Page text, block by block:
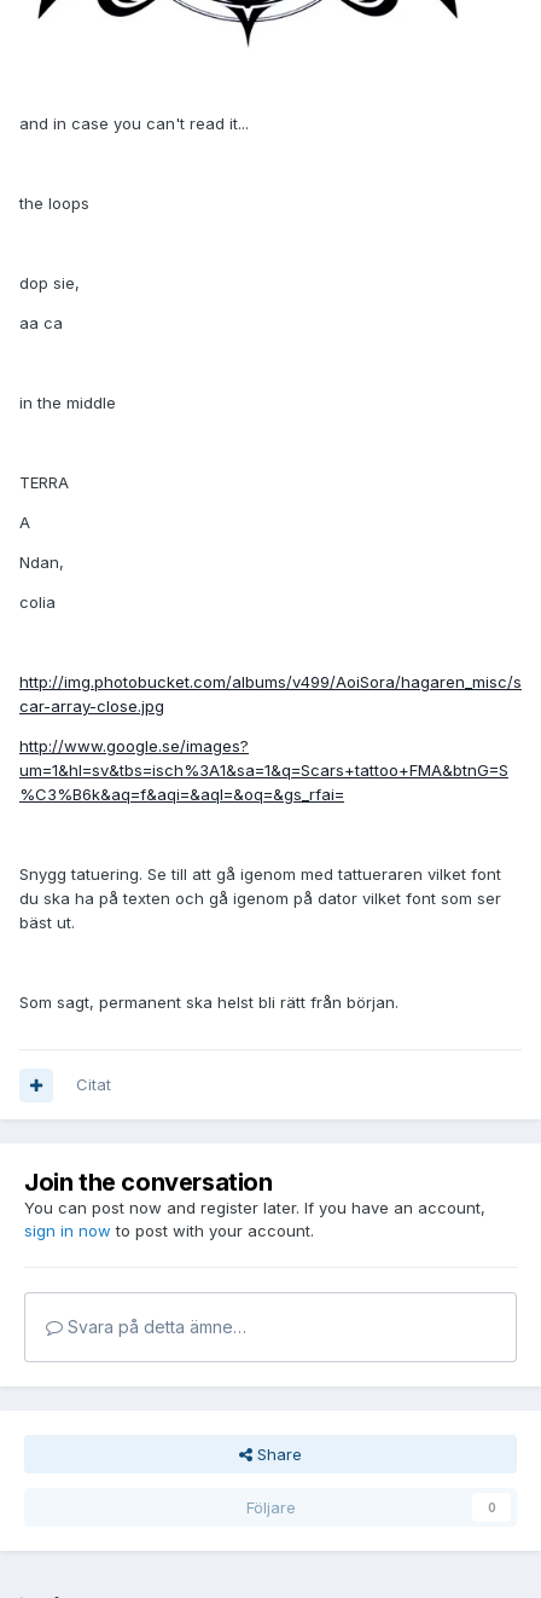
and in case you can't read it...
the loops
dop sie,
aa ca
in the middle
TERRA
A
Ndan,
colia
http://img.photobucket.com/albums/v499/AoiSora/hagaren_misc/s
car-array-close.jpg
http://www.google.se/images?
um=1&hl=sv&tbs=isch%3A1&sa=1&q=Scars+tattoo+FMA&btnG=S
%C3%B6k&aq=f&aqi=&aql=&oq=&gs_rfai=
Snygg tatuering. Se till att gå igenom med tattueraren vilket font
du ska ha på texten och gå igenom på dator vilket font som ser
bäst ut.
Som sagt, permanent ska helst bli rätt från början.
Citat
Join the conversation
You can post now and register later. If you have an account,
sign in now to post with your account.
Svara på detta ämne…
Share
Följare 0